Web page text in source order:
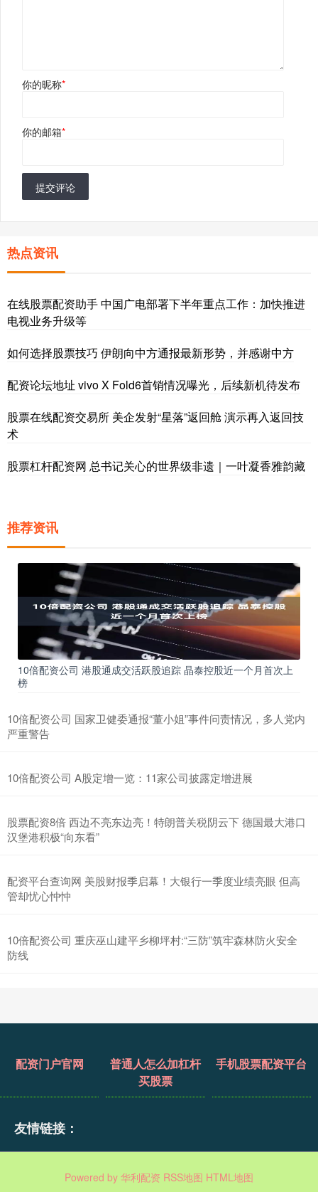
你的昵称*
你的邮箱*
提交评论
热点资讯
在线股票配资助手 中国广电部署下半年重点工作：加快推进
电视业务升级等
如何选择股票技巧 伊朗向中方通报最新形势，并感谢中方
配资论坛地址 vivo X Fold6首销情况曝光，后续新机待发布
股票在线配资交易所 美企发射“星落”返回舱 演示再入返回技
术
股票杠杆配资网 总书记关心的世界级非遗｜一叶凝香雅韵藏
推荐资讯
10倍配资公司 港股通成交活跃股追踪 晶泰控股近一个月首次上
榜
10倍配资公司 国家卫健委通报“董小姐”事件问责情况，多人党内
严重警告
10倍配资公司 A股定增一览：11家公司披露定增进展
股票配资8倍 西边不亮东边亮！特朗普关税阴云下 德国最大港口
汉堡港积极“向东看”
配资平台查询网 美股财报季启幕！大银行一季度业绩亮眼 但高
管却忧心忡忡
10倍配资公司 重庆巫山建平乡柳坪村:“三防”筑牢森林防火安全
防线
配资门户官网
普通人怎么加杠杆
买股票
手机股票配资平台
友情链接：
Powered by 华利配资 RSS地图 HTML地图